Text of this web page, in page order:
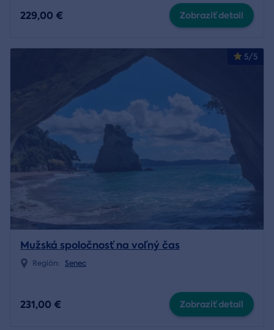
229,00 € Zobraziť detail
5/5
Mužská spoločnosť na voľný čas
Región: Senec
231,00 € Zobraziť detail